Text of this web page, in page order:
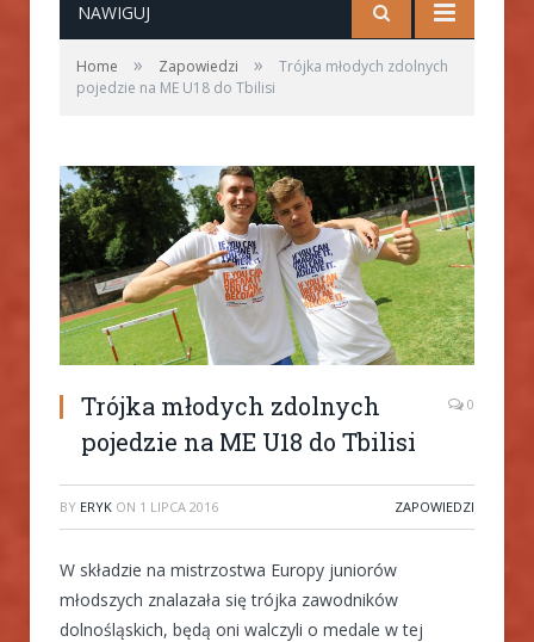
NAWIGUJ
Home » Zapowiedzi »
Trójka młodych zdolnych
pojedzie na ME U18 do Tbilisi
Trójka młodych zdolnych
pojedzie na ME U18 do Tbilisi
0
BY ERYK ON 1 LIPCA 2016 ZAPOWIEDZI
W składzie na mistrzostwa Europy juniorów
młodszych znalazała się trójka zawodników
dolnośląskich, będą oni walczyli o medale w tej